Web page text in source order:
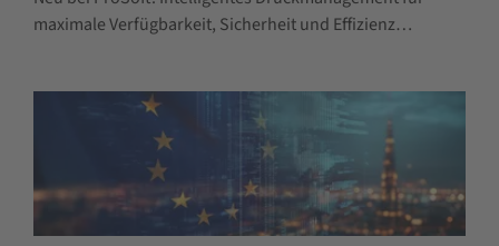
maximale Verfügbarkeit, Sicherheit und Effizienz…